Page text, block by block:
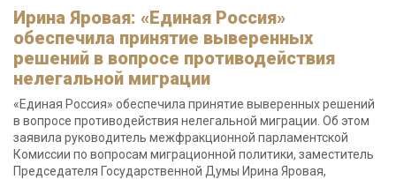
Ирина Яровая: «Единая Россия»
обеспечила принятие выверенных
решений в вопросе противодействия
нелегальной миграции
«Единая Россия» обеспечила принятие выверенных решений
в вопросе противодействия нелегальной миграции. Об этом
заявила руководитель межфракционной парламентской
Комиссии по вопросам миграционной политики, заместитель
Председателя Государственной Думы Ирина Яровая,